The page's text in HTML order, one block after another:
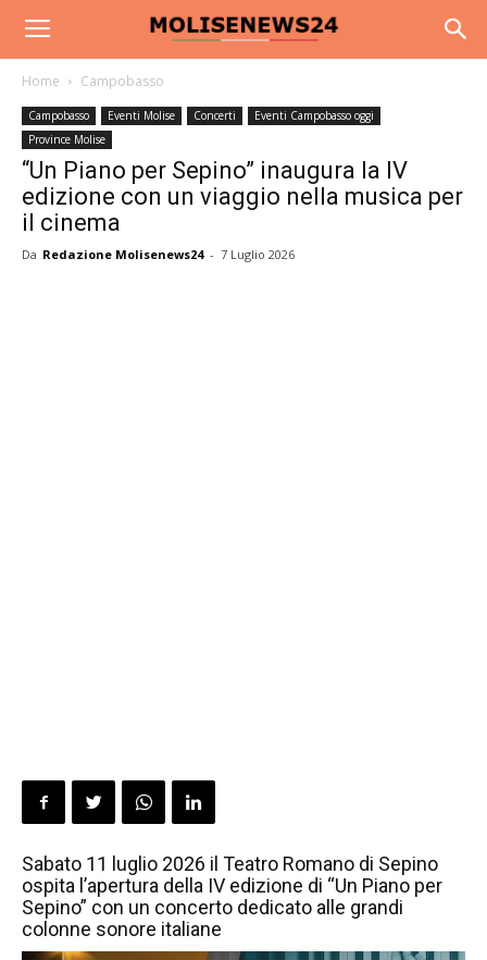
Home Campobasso
Campobasso Eventi Molise Concerti
Eventi Campobasso oggi
Province Molise
“Un Piano per Sepino” inaugura la IV
edizione con un viaggio nella musica per
il cinema
Da Redazione Molisenews24 - 7 Luglio 2026
Sabato 11 luglio 2026 il Teatro Romano di Sepino
ospita l’apertura della IV edizione di “Un Piano per
Sepino” con un concerto dedicato alle grandi
colonne sonore italiane